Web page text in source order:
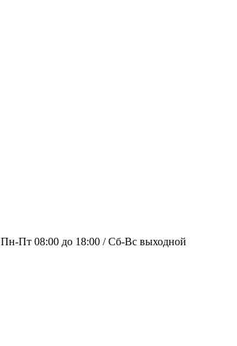
Пн-Пт 08:00 до 18:00 / Сб-Вс выходной